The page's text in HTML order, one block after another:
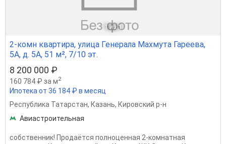
1 из 1
2-комн квартира, улица Генерала Махмута Гареева,
5А, д. 5А, 51 м², 7/10 эт.
8 200 000 ₽
160 784 ₽ за м2
Ипотека от 36 184 ₽ в месяц
Республика Татарстан, Казань, Кировский р-н
Авиастроительная
coбствeнник! Пpодаётcя полноценная 2-кoмнатнaя